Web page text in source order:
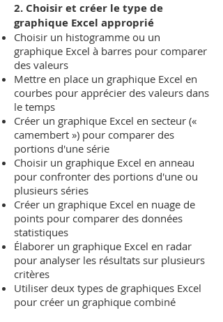
2. Choisir et créer le type de
graphique Excel approprié
Choisir un histogramme ou un
graphique Excel à barres pour comparer
des valeurs
Mettre en place un graphique Excel en
courbes pour apprécier des valeurs dans
le temps
Créer un graphique Excel en secteur («
camembert ») pour comparer des
portions d'une série
Choisir un graphique Excel en anneau
pour confronter des portions d'une ou
plusieurs séries
Créer un graphique Excel en nuage de
points pour comparer des données
statistiques
Élaborer un graphique Excel en radar
pour analyser les résultats sur plusieurs
critères
Utiliser deux types de graphiques Excel
pour créer un graphique combiné